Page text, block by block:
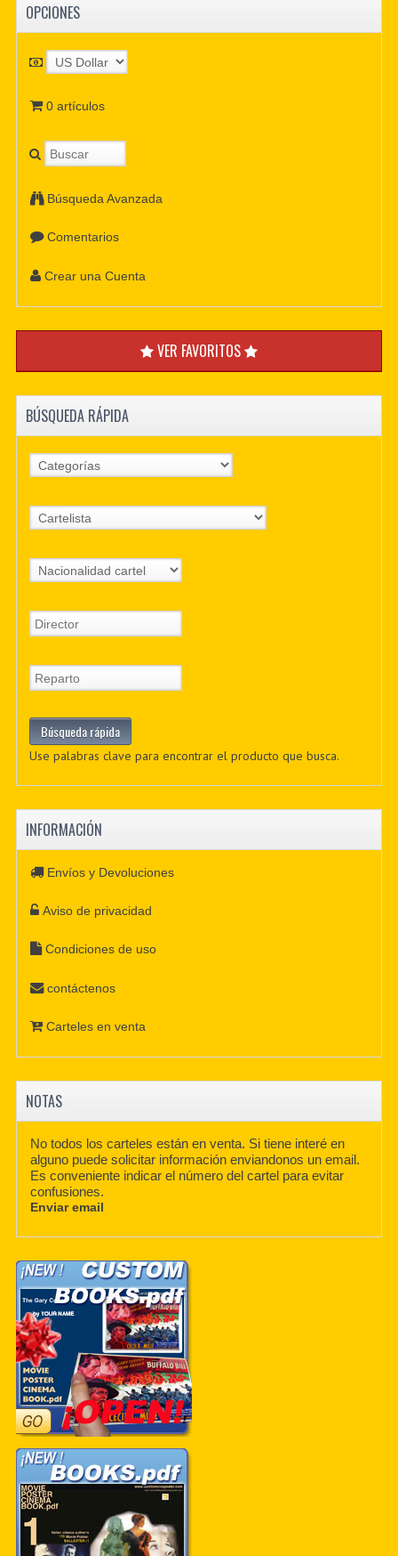
OPCIONES
0 artículos
Búsqueda Avanzada
Comentarios
Crear una Cuenta
VER FAVORITOS
BÚSQUEDA RÁPIDA
Use palabras clave para encontrar el producto que busca.
INFORMACIÓN
Envíos y Devoluciones
Aviso de privacidad
Condiciones de uso
contáctenos
Carteles en venta
NOTAS
No todos los carteles están en venta. Si tiene interé en
alguno puede solicitar información enviandonos un email.
Es conveniente indicar el número del cartel para evitar
confusiones.
Enviar email